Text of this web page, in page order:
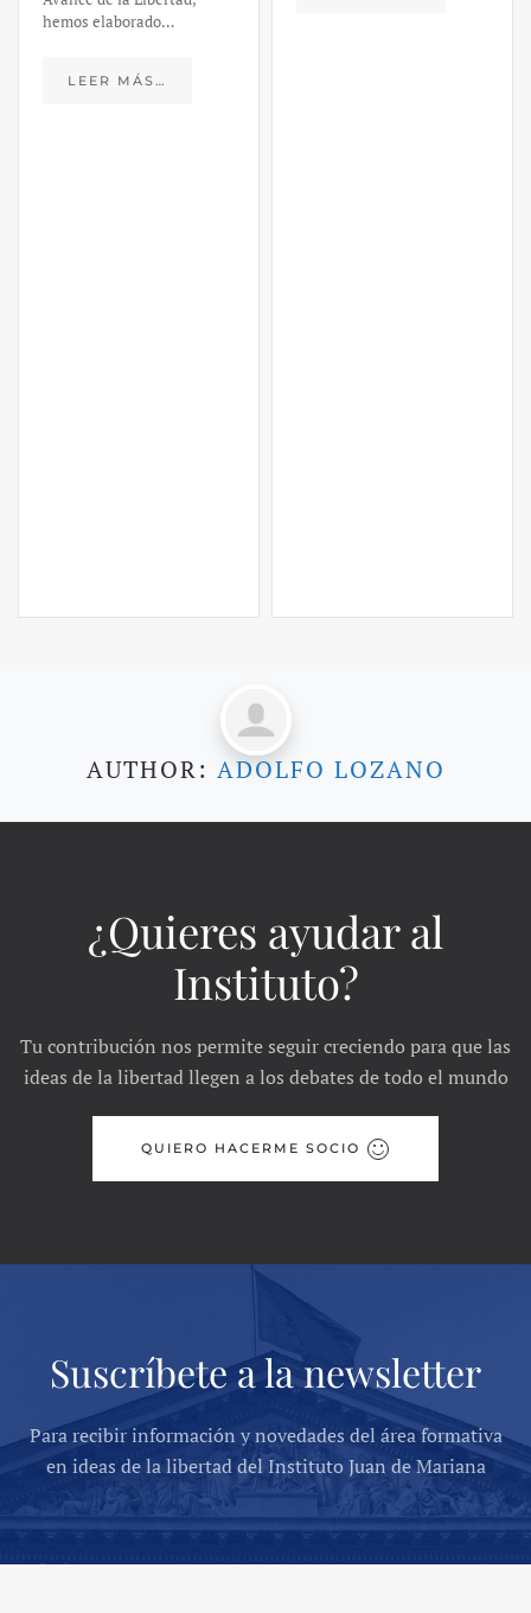
AUTHOR: ADOLFO LOZANO
¿Quieres ayudar al
Instituto?
Tu contribución nos permite seguir creciendo para que las
ideas de la libertad llegen a los debates de todo el mundo
QUIERO HACERME SOCIO
Suscríbete a la newsletter
Para recibir información y novedades del área formativa
en ideas de la libertad del Instituto Juan de Mariana